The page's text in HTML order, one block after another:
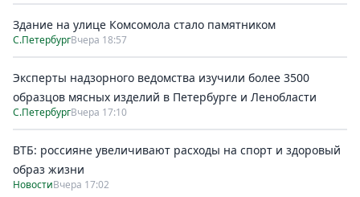
Здание на улице Комсомола стало памятником
С.ПетербургВчера 18:57
Эксперты надзорного ведомства изучили более 3500
образцов мясных изделий в Петербурге и Ленобласти
С.ПетербургВчера 17:10
ВТБ: россияне увеличивают расходы на спорт и здоровый
образ жизни
НовостиВчера 17:02